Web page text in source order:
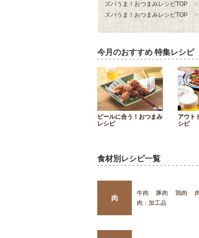
ズバうま！おつまみレシピTOP
ズバうま！おつまみレシピTOP
今月のおすすめ 特集レシピ
ビールに合う！おつまみ
レシピ
アウト
シピ
食材別レシピ一覧
肉
牛肉 豚肉 鶏肉
肉：加工品